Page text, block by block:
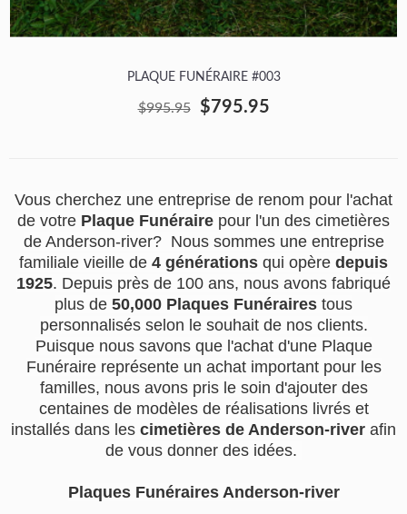
PLAQUE FUNÉRAIRE #003
$995.95 $795.95
Vous cherchez une entreprise de renom pour l'achat
de votre Plaque Funéraire pour l'un des cimetières
de Anderson-river? Nous sommes une entreprise
familiale vieille de 4 générations qui opère depuis
1925. Depuis près de 100 ans, nous avons fabriqué
plus de 50,000 Plaques Funéraires tous
personnalisés selon le souhait de nos clients.
Puisque nous savons que l'achat d'une Plaque
Funéraire représente un achat important pour les
familles, nous avons pris le soin d'ajouter des
centaines de modèles de réalisations livrés et
installés dans les cimetières de Anderson-river afin
de vous donner des idées.
Plaques Funéraires Anderson-river